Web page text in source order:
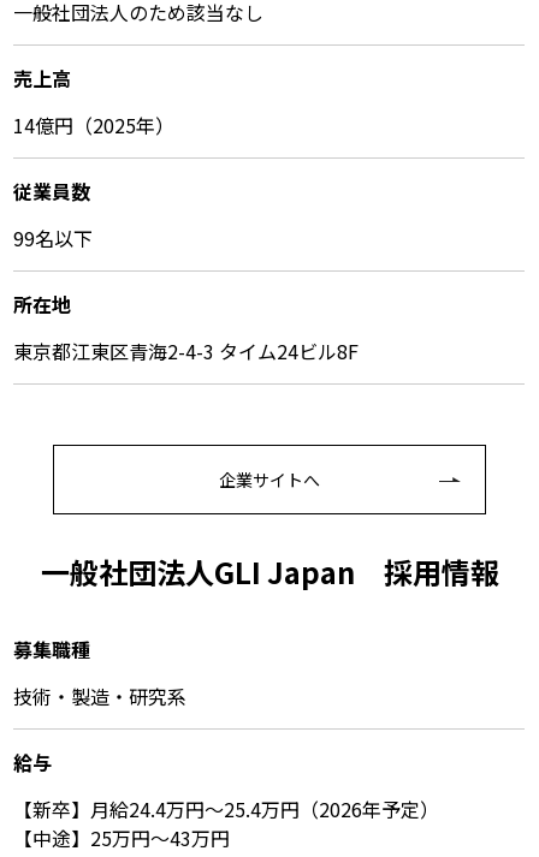
一般社団法人のため該当なし
売上高
14億円（2025年）
従業員数
99名以下
所在地
東京都江東区青海2-4-3 タイム24ビル8F
企業サイトへ
一般社団法人GLI Japan 採⽤情報
募集職種
技術・製造・研究系
給与
【新卒】月給24.4万円～25.4万円（2026年予定）
【中途】25万円～43万円